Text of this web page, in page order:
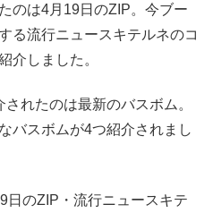
のは4月19日のZIP。今ブー
る流行ニュースキテルネのコ
介しました。
れたのは最新のバスボム。
バスボムが4つ紹介されまし
日のZIP・流行ニュースキテ